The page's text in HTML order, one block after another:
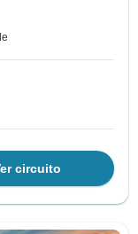
circuito